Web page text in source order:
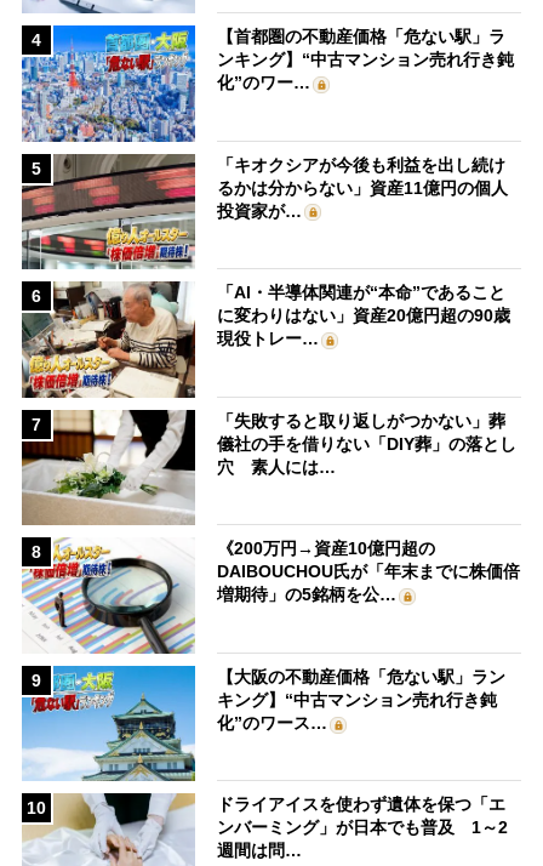
4
【首都圏の不動産価格「危ない駅」ラ
ンキング】“中古マンション売れ行き鈍
化”のワー…
5
「キオクシアが今後も利益を出し続け
るかは分からない」資産11億円の個人
投資家が…
6
「AI・半導体関連が“本命”であること
に変わりはない」資産20億円超の90歳
現役トレー…
7
「失敗すると取り返しがつかない」葬
儀社の手を借りない「DIY葬」の落とし
穴 素人には…
8
《200万円→資産10億円超の
DAIBOUCHOU氏が「年末までに株価倍
増期待」の5銘柄を公…
9
【大阪の不動産価格「危ない駅」ラン
キング】“中古マンション売れ行き鈍
化”のワース…
10
ドライアイスを使わず遺体を保つ「エ
ンバーミング」が日本でも普及 1～2
週間は問…